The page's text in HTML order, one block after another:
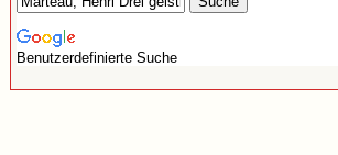
Benutzerdefinierte Suche